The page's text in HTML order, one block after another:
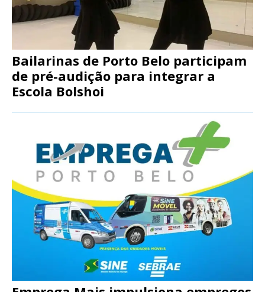
Bailarinas de Porto Belo participam
de pré-audição para integrar a
Escola Bolshoi